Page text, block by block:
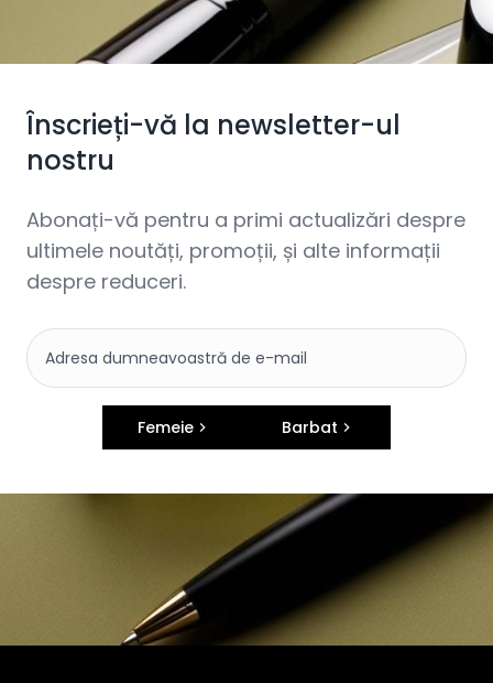
Înscrieți-vă la newsletter-ul
nostru
Abonați-vă pentru a primi actualizări despre
ultimele noutăți, promoții, și alte informații
despre reduceri.
Femeie Barbat